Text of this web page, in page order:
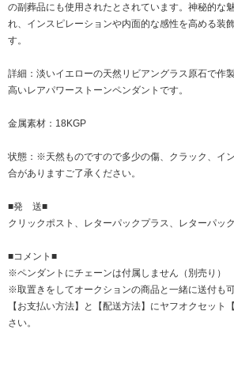
の副葬品にも使用されたとされています。神秘的な
れ、インスピレーションや内面的な感性を高める装
す。
詳細：淡いイエローの天然リビアングラス原石で作
高いレアパワーストーンペンダントです。
金属素材：18KGP
状態：※天然ものですので多少の傷、クラック、イ
合がありますご了承ください。
■発 送■
クリックポスト、レターパックプラス、レターパッ
■コメント■
※ペンダントにチェーンは付属しません（別売り）
※取置きをしてオークションの商品と一緒に送付も
【お支払い方法】と【配送方法】にヤフオクセット
さい。